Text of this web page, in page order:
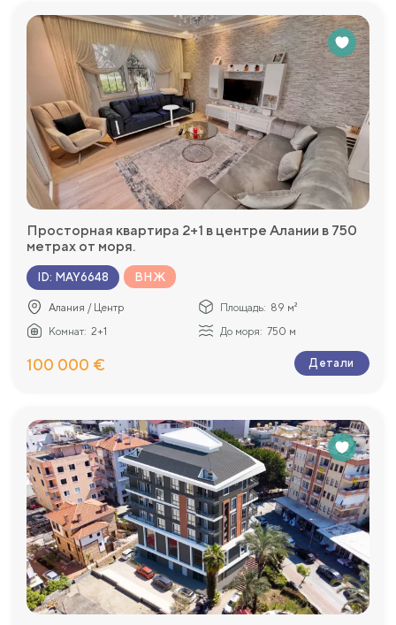
Просторная квартира 2+1 в центре Алании в 750
метрах от моря.
ID: MAY6648 ВНЖ
Алания / Центр Площадь: 89 м²
Комнат: 2+1 До моря: 750 м
100 000 € Детали